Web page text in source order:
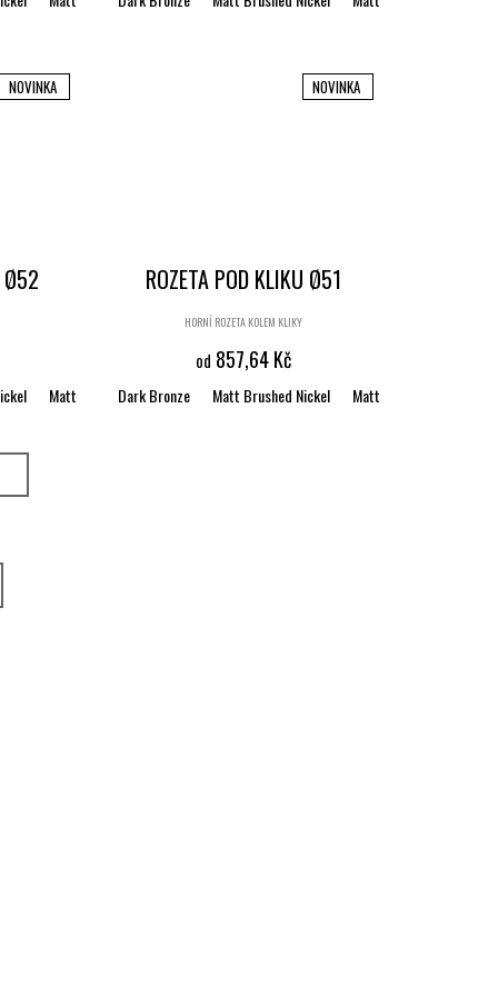
matt textured White matt textured
NOVINKA
Ø52
Matt Brushed Bronze Satin brass Black matt textured
NOVINKA
ROZETA POD KLIKU Ø51
od 857,64 Kč
HORNÍ ROZETA KOLEM KLIKY
Dark Bronze Matt Brushed Nickel Matt Brushed Bronze